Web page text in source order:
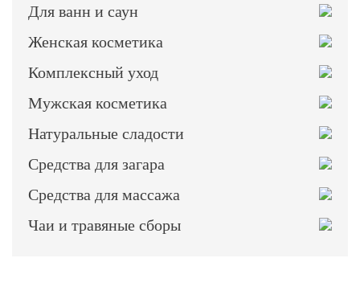
Для ванн и саун
Женская косметика
Комплексный уход
Мужская косметика
Натуральные сладости
Средства для загара
Средства для массажа
Чаи и травяные сборы